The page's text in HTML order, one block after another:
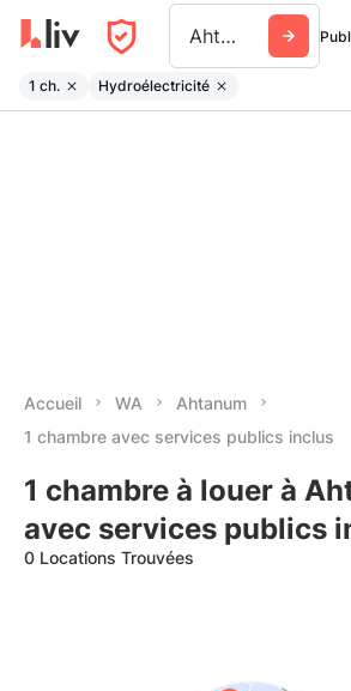
Ahtanum
1 ch. Hydroélectricité
Accueil WA
Ahtanum
1 chambre avec services publics inclus
1 chambre à louer à
avec services publics
0 Locations Trouvées